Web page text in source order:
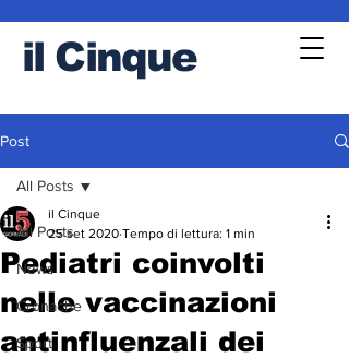
il Cinque
Post
All Posts
News
Cronache
Sport
All Posts
Pediatri coinvolti
nelle vaccinazioni
antinfluenzali dei
il Cinque
25 set 2020 Tempo di lettura: 1 min